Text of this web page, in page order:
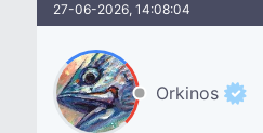
27-06-2026, 14:08:04
Orkinos